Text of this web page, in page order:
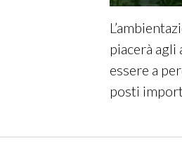
piacerà
essere a
posti